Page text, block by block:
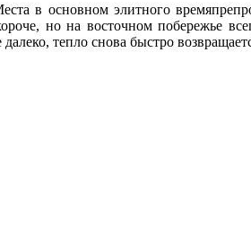
в основном элитного
но на восточном побережье
тепло снова быстро